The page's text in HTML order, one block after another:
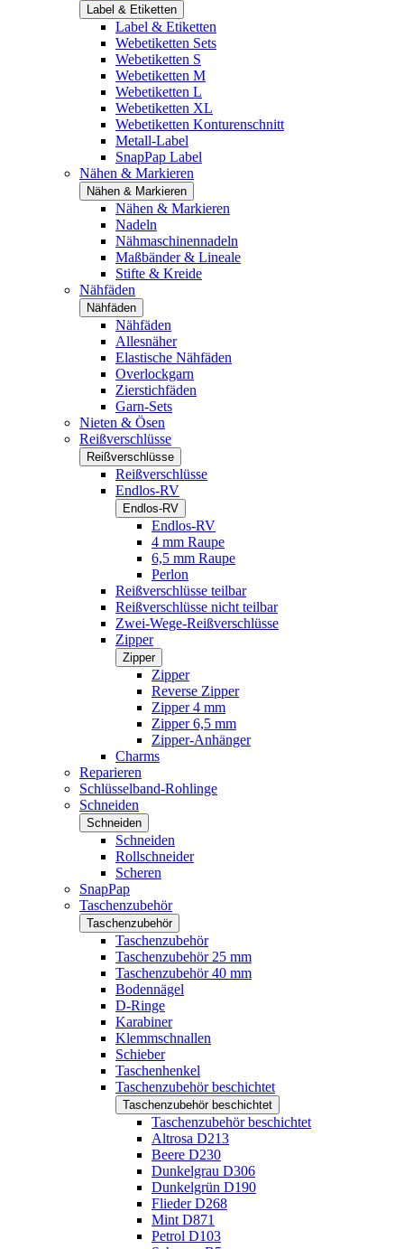
Label & Etiketten
Label & Etiketten
Webetiketten Sets
Webetiketten S
Webetiketten M
Webetiketten L
Webetiketten XL
Webetiketten Konturenschnitt
Metall-Label
SnapPap Label
Nähen & Markieren
Nähen & Markieren
Nähen & Markieren
Nadeln
Nähmaschinennadeln
Maßbänder & Lineale
Stifte & Kreide
Nähfäden
Nähfäden
Nähfäden
Allesnäher
Elastische Nähfäden
Overlockgarn
Zierstichfäden
Garn-Sets
Nieten & Ösen
Reißverschlüsse
Reißverschlüsse
Reißverschlüsse
Endlos-RV
Endlos-RV
Endlos-RV
4 mm Raupe
6,5 mm Raupe
Perlon
Reißverschlüsse teilbar
Reißverschlüsse nicht teilbar
Zwei-Wege-Reißverschlüsse
Zipper
Zipper
Zipper
Reverse Zipper
Zipper 4 mm
Zipper 6,5 mm
Zipper-Anhänger
Charms
Reparieren
Schlüsselband-Rohlinge
Schneiden
Schneiden
Schneiden
Rollschneider
Scheren
SnapPap
Taschenzubehör
Taschenzubehör
Taschenzubehör
Taschenzubehör 25 mm
Taschenzubehör 40 mm
Bodennägel
D-Ringe
Karabiner
Klemmschnallen
Schieber
Taschenhenkel
Taschenzubehör beschichtet
Taschenzubehör beschichtet
Taschenzubehör beschichtet
Altrosa D213
Beere D230
Dunkelgrau D306
Dunkelgrün D190
Flieder D268
Mint D871
Petrol D103